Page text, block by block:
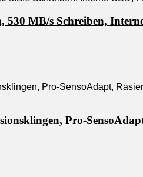
MB/s Schreiben,
Pro-